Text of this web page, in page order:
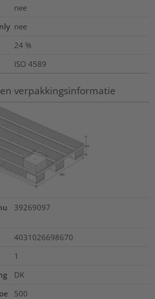
nee
nee
24 %
ISO 4589
verpakkingsinformatie
39269097
4031026698670
1
DK
500